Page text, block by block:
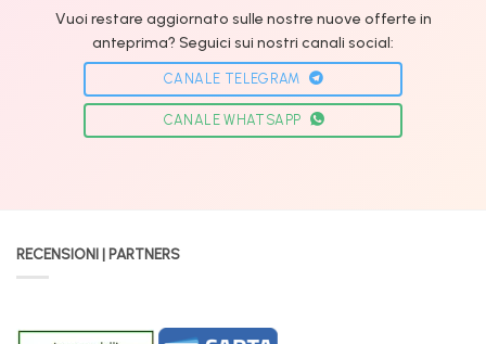
Vuoi restare aggiornato sulle nostre nuove offerte in
anteprima? Seguici sui nostri canali social:
CANALE TELEGRAM
CANALE WHATSAPP
RECENSIONI | PARTNERS